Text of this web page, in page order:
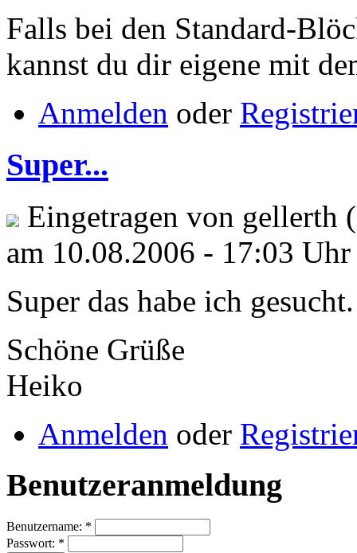
Falls bei den Standard-
kannst du dir eigene mit
Anmelden oder
Super...
Eingetragen von gellerth
am 10.08.2006 - 17:03 Uhr
Super das habe ich
Schöne Grüße
Heiko
Anmelden oder
Benutzeranmeldung
Benutzername: *
Passwort: *